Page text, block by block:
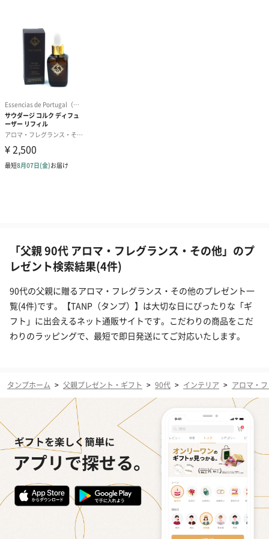
「父親 90代 アロマ・フレグランス・その他」のプ
レゼント検索結果(4件)
90代の父親に贈るアロマ・フレグランス・その他のプレゼント一
覧(4件)です。【TANP（タンプ）】は大切な日にぴったりな「ギ
フト」に出会えるネット通販サイトです。こだわりの商品をこだ
わりのラッピングで、最短で即日発送にてご対応いたします。
タンプホーム > 父親プレゼント・ギフト > 90代 > インテリア > アロマ・